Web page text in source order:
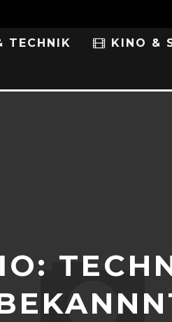
TECHNIK KINO &